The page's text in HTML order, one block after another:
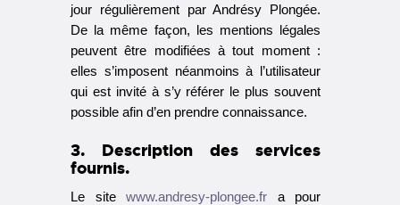
jour régulièrement par Andrésy Plongée.
De la même façon, les mentions légales
peuvent être modifiées à tout moment :
elles s’imposent néanmoins à l’utilisateur
qui est invité à s’y référer le plus souvent
possible afin d’en prendre connaissance.
3. Description des services
fournis.
Le site www.andresy-plongee.fr a pour